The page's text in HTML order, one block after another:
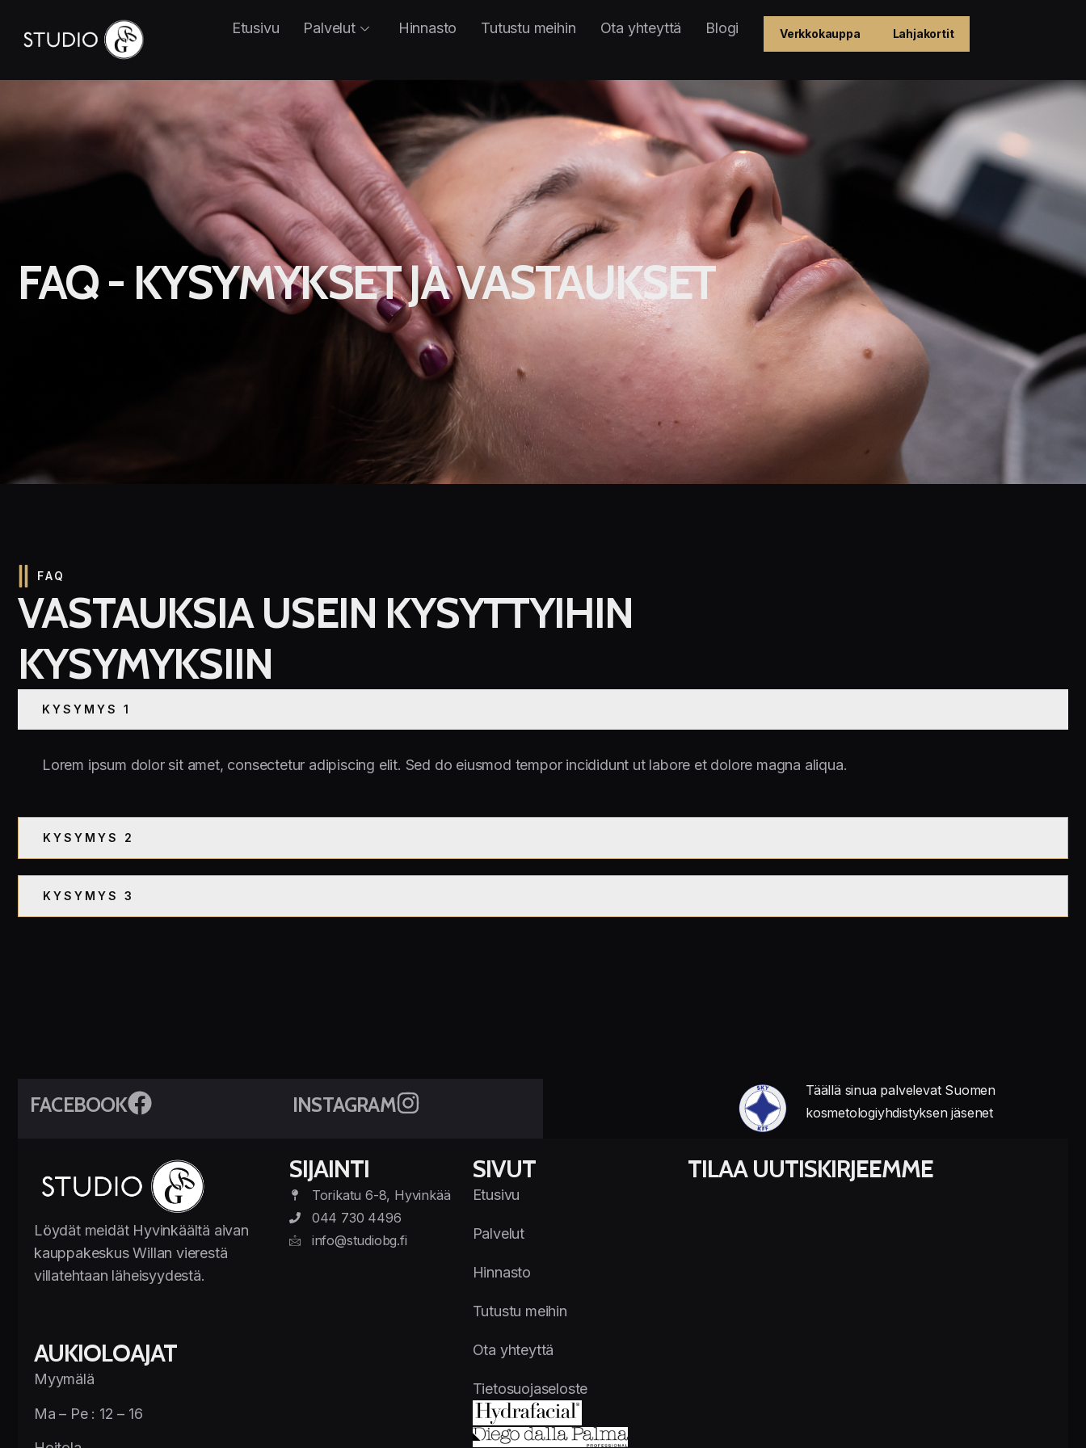
Etusivu Palvelut Hinnasto Tutustu meihin Ota yhteyttä Blogi Verkkokauppa Lahjakortit
FAQ - KYSYMYKSET JA VASTAUKSET
FAQ
VASTAUKSIA USEIN KYSYTTYIHIN
KYSYMYKSIIN
KYSYMYS 1
Lorem ipsum dolor sit amet, consectetur adipiscing elit. Sed do eiusmod tempor incididunt ut labore et dolore magna aliqua.
KYSYMYS 2
KYSYMYS 3
FACEBOOK INSTAGRAM
Täällä sinua palvelevat Suomen
kosmetologiyhdistyksen jäsenet
Löydät meidät Hyvinkäältä aivan
kauppakeskus Willan vierestä
villatehtaan läheisyydestä.
AUKIOLOAJAT
Myymälä
Ma – Pe : 12 – 16
SIJAINTI
Torikatu 6-8, Hyvinkää
044 730 4496
info@studiobg.fi
SIVUT
Etusivu
Palvelut
Hinnasto
Tutustu meihin
Ota yhteyttä
Tietosuojaseloste
TILAA UUTISKIRJEEMME